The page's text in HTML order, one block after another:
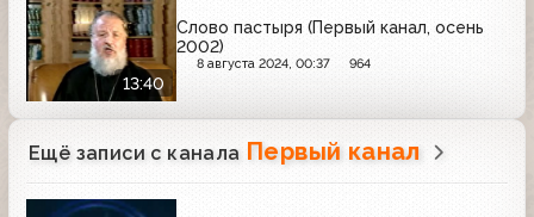
13:40
Слово пастыря (Первый канал, осень
2002)
8 августа 2024, 00:37 964
Ещё записи с канала Первый канал